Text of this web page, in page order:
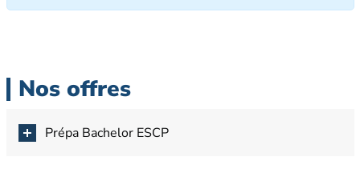
Nos offres
Prépa Bachelor ESCP